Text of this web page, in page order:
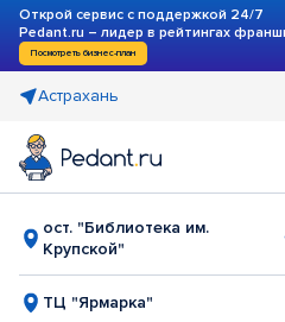
Открой сервис с поддержкой 24/7
Pedant.ru – лидер в рейтингах
Посмотреть бизнес-план
Астрахань
ост. "Библиотека им.
Крупской"
ТЦ "Ярмарка"